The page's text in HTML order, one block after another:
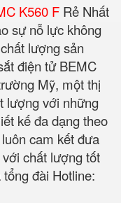
K560 F Rẻ Nhất
sự nỗ lực không
lượng sản
điện tử BEMC
Mỹ, một thị
lượng với những
kế đa dạng theo
cam kết đưa
chất lượng tốt
đài Hotline: